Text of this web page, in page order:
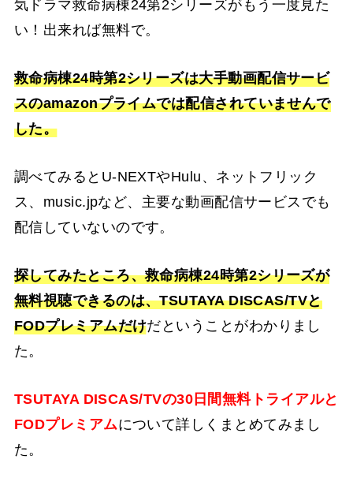
気ドラマ救命病棟24第2シリーズがもう一度見た
い！出来れば無料で。
救命病棟24時第2シリーズは大手動画配信サービ
スのamazonプライムでは配信されていませんで
した。
調べてみるとU-NEXTやHulu、ネットフリック
ス、music.jpなど、主要な動画配信サービスでも
配信していないのです。
探してみたところ、救命病棟24時第2シリーズが
無料視聴できるのは、TSUTAYA DISCAS/TVと
FODプレミアムだけだということがわかりまし
た。
TSUTAYA DISCAS/TVの30日間無料トライアルと
FODプレミアムについて詳しくまとめてみまし
た。